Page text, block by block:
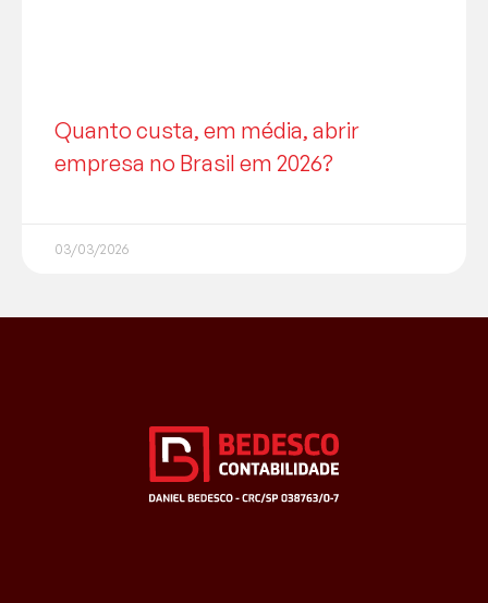
Quanto custa, em média, abrir
empresa no Brasil em 2026?
03/03/2026